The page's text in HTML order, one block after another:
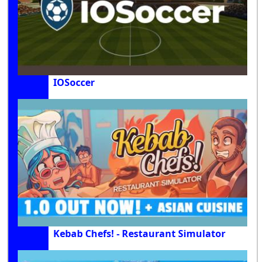
IOSoccer
Kebab Chefs! - Restaurant Simulator